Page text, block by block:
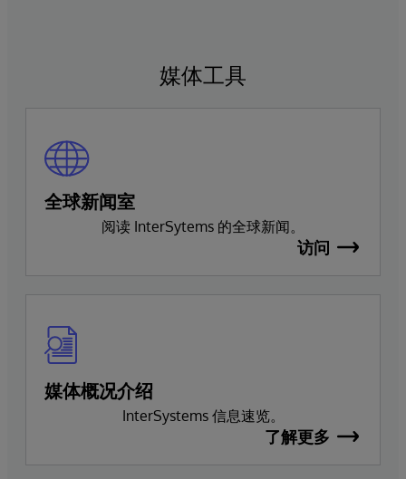
媒体工具
全球新闻室
阅读 InterSytems 的全球新闻。
访问
媒体概况介绍
InterSystems 信息速览。
了解更多